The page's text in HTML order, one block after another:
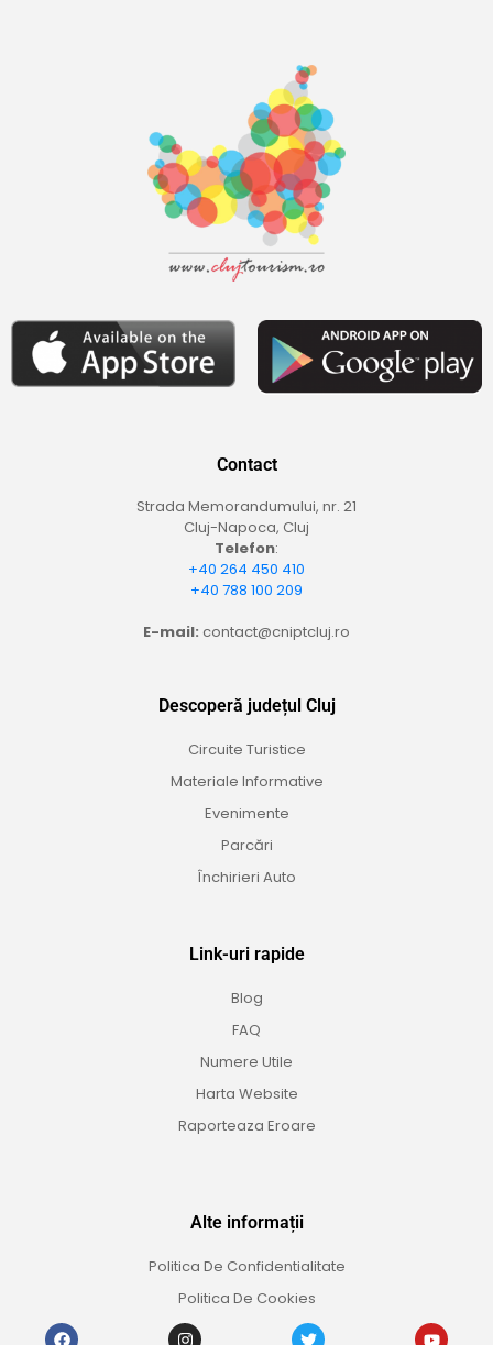
Contact
Strada Memorandumului, nr. 21
Cluj-Napoca, Cluj
Telefon:
+40 264 450 410
+40 788 100 209
E-mail: contact@cniptcluj.ro
Descoperă județul Cluj
Circuite Turistice
Materiale Informative
Evenimente
Parcări
Închirieri Auto
Link-uri rapide
Blog
FAQ
Numere Utile
Harta Website
Raporteaza Eroare
Alte informații
Politica De Confidentialitate
Politica De Cookies